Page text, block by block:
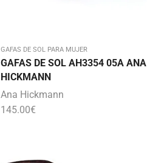
GAFAS DE SOL PARA MUJER
GAFAS DE SOL AH3354 05A ANA
HICKMANN
Ana Hickmann
145.00€